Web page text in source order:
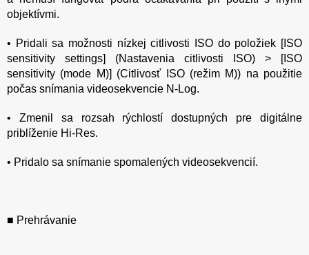
objektívmi.
• Pridali sa možnosti nízkej citlivosti ISO do položiek [ISO
sensitivity settings] (Nastavenia citlivosti ISO) > [ISO
sensitivity (mode M)] (Citlivosť ISO (režim M)) na použitie
počas snímania videosekvencie N-Log.
• Zmenil sa rozsah rýchlostí dostupných pre digitálne
priblíženie Hi-Res.
• Pridalo sa snímanie spomalených videosekvencií.
■ Prehrávanie